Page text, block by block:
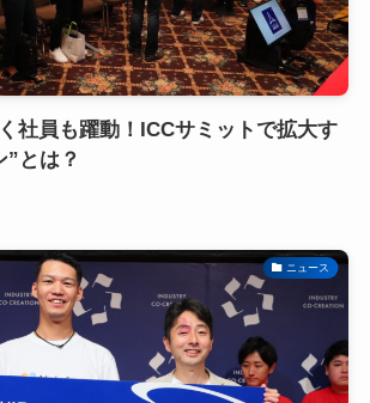
社員も躍動！ICCサミットで拡大す
”とは？
ニュース